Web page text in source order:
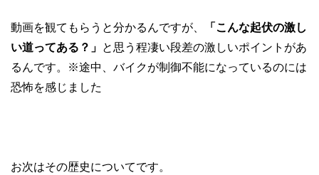
動画を観てもらうと分かるんですが、
「こんな起伏の激し
い道ってある？」 と思う程凄い段差の激しいポイントがあ
るんです。※途中、バイクが制御不能になっているのには
恐怖を感じました
お次はその歴史についてです。